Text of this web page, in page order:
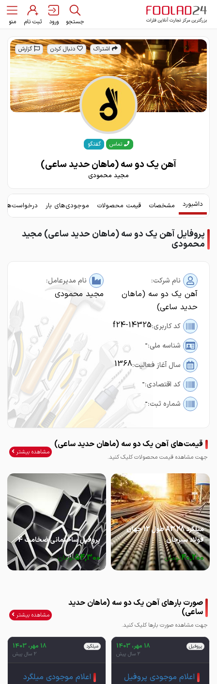
جستجو ورود ثبت نام منو
اشتراک دنبال کردن گزارش
تماس گفتگو
آهن یک دو سه (ماهان حدید ساعی)
مجید محمودی
داشبورد مشخصات قیمت محصولات موجودی‌های بار
پروفایل آهن یک دو سه (ماهان حدید ساعی) مجید
محمودی
نام شرکت:
آهن یک دو سه (ماهان
حدید ساعی)
نام مدیرعامل:
مجید محمودی
کد کاربری:f24-14325
شناسه ملی:-
سال آغاز فعالیت:1368
کد اقتصادی:-
شماره ثبت:-
قیمت‌های آهن یک دو سه (ماهان حدید ساعی)
جهت مشاهده قیمت محصولات کلیک کنید.
مشاهده بیشتر
میلگرد 28 A3 طول 12 جهان
فولاد سیرجان
40,200تومان
پروفیل ساختمانی ضخامت 4
54,300تومان
صورت بارهای آهن یک دو سه (ماهان حدید
ساعی)
جهت مشاهده صورت بارها کلیک کنید.
مشاهده بیشتر
پروفیل 18 مهر، 1403
2 سال پیش
اعلام موجودی پروفیل
میلگرد 18 مهر، 1403
2 سال پیش
اعلام موجودی میلگرد